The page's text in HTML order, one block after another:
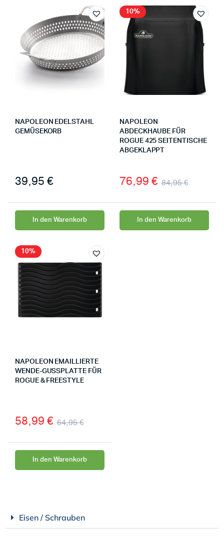
NAPOLEON EDELSTAHL
GEMÜSEKORB
39,95 €
In den Warenkorb
10%
NAPOLEON
ABDECKHAUBE FÜR
ROGUE 425 SEITENTISCHE
ABGEKLAPPT
84,95€
76,99 €
In den Warenkorb
10%
NAPOLEON EMAILLIERTE
WENDE-GUSSPLATTE FÜR
ROGUE & FREESTYLE
64,95€
58,99 €
In den Warenkorb
Eisen / Schrauben